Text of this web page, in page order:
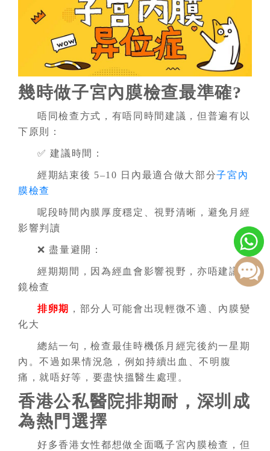
幾時做子宮內膜檢查最準確?
唔同檢查方式，有唔同時間建議，但普遍有以
下原則：
✅ 建議時間：
經期結束後 5–10 日內最適合做大部分子宮內
膜檢查
呢段時間內膜厚度穩定、視野清晰，避免月經
影響判讀
❌ 盡量避開：
經期期間，因為經血會影響視野，亦唔建議放
鏡檢查
排卵期
，部分人可能會出現輕微不適、內膜變
化大
總結一句，檢查最佳時機係月經完後約一星期
內。不過如果情況急，例如持續出血、不明腹
痛，就唔好等，要盡快搵醫生處理。
香港公私醫院排期耐，深圳成
為熱門選擇
好多香港女性都想做全面嘅子宮內膜檢查，但